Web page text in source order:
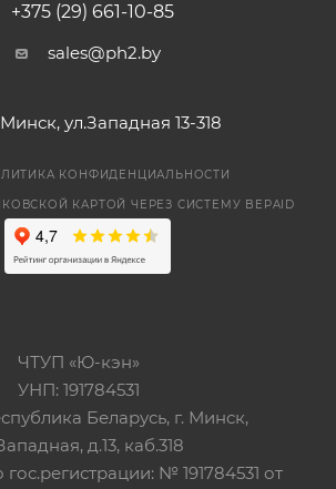
+375 (29) 661-10-85
sales@ph2.by
Минск, ул.Западная 13-318
КОНФИДЕНЦИАЛЬНОСТИ
КАРТОЙ ЧЕРЕЗ СИСТЕМУ BEPAID
ЧТУП «Ю-кэн»
УНП: 191784531
Беларусь, г. Минск,
д.13, каб.318
гос.регистрации: № 191784531 от